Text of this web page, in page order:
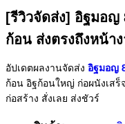
[รีวิวจัดส่ง] อิฐมอญ
ก้อน ส่งตรงถึงหน้า
อัปเดตผลงานจัดส่ง อิฐมอญ
ก้อน อิฐก้อนใหญ่ ก่อผนังเสร็
ก่อสร้าง สั่งเลย ส่งชัวร์